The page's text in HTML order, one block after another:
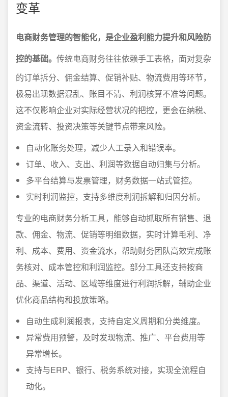
变革
电商财务管理的智能化，是企业盈利能力提升和风险防
控的基础。 传统电商财务往往依赖手工表格，面对复杂
的订单拆分、佣金结算、促销补贴、物流费用等环节，
极易出现数据混乱、账目不清、利润核算不准等问题。
这不仅影响企业对实际经营状况的把控，更会在纳税、
资金流转、投资决策等关键节点带来风险。
自动化账务处理，减少人工录入和错误率。
订单、收入、支出、利润等数据自动归集与分析。
多平台结算与发票管理，财务数据一站式管控。
实时利润监控，支持多维度利润拆解和归因分析。
专业的电商财务分析工具，能够自动抓取所有销售、退
款、佣金、物流、促销等明细数据，实时计算毛利、净
利、成本、费用、资金流水，帮助财务团队高效完成账
务核对、成本管控和利润监控。部分工具还支持按商
品、渠道、活动、区域等维度进行利润拆解，辅助企业
优化商品结构和投放策略。
自动生成利润报表，支持自定义周期和分类维度。
异常费用预警，及时发现物流、推广、平台费用等
异常增长。
支持与ERP、银行、税务系统对接，实现全流程自
动化。